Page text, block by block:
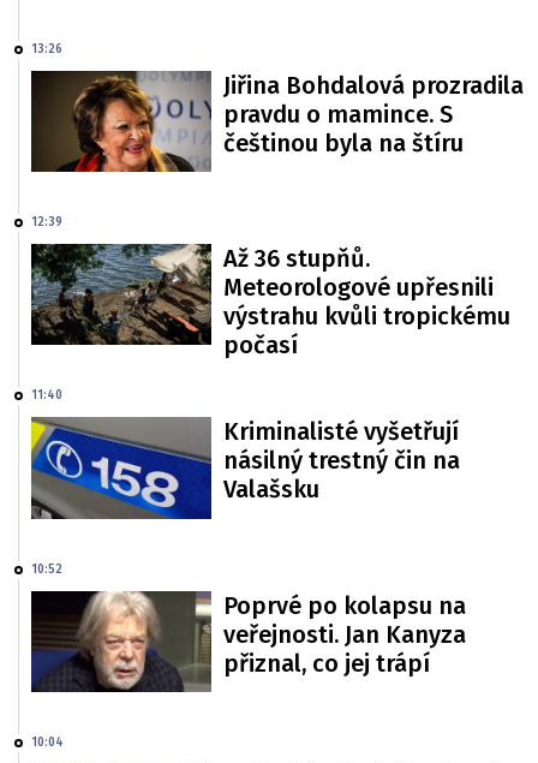
13:26
Jiřina Bohdalová prozradila
pravdu o mamince. S
češtinou byla na štíru
12:39
Až 36 stupňů.
Meteorologové upřesnili
výstrahu kvůli tropickému
počasí
11:40
Kriminalisté vyšetřují
násilný trestný čin na
Valašsku
10:52
Poprvé po kolapsu na
veřejnosti. Jan Kanyza
přiznal, co jej trápí
10:04